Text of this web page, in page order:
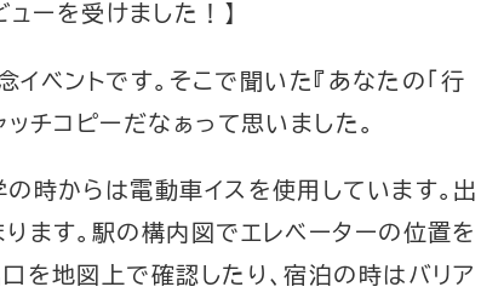
ーを受けました！】
ベントです。そこで聞いた『あなたの「行
チコピーだなぁって思いました。
時からは電動車イスを使用しています。出
ます。駅の構内図でエレベーターの位置を
を地図上で確認したり、宿泊の時はバリア